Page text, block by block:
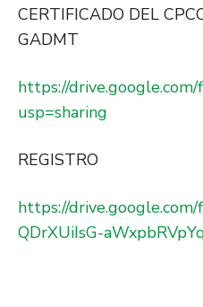
CERTIFICADO DEL
GADMT
https://
usp=sharing
REGISTRO
https://
QDrXUiIsG-